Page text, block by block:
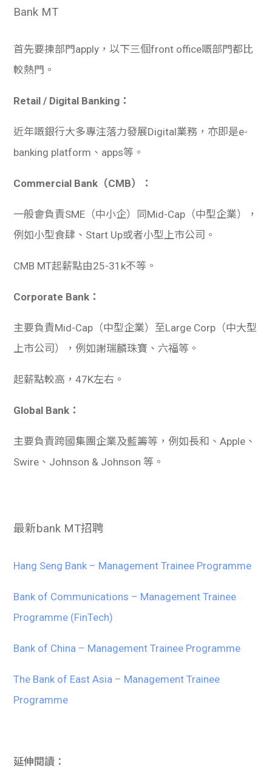
Bank MT
首先要揀部門apply，以下三個front office嘅部門都比
較熱門。
Retail / Digital Banking：
近年嘅銀行大多專注落力發展Digital業務，亦即是e-
banking platform、apps等。
Commercial Bank（CMB）：
一般會負責SME（中小企）同Mid-Cap（中型企業），
例如小型食肆、Start Up或者小型上市公司。
CMB MT起薪點由25-31k不等。
Corporate Bank：
主要負責Mid-Cap（中型企業）至Large Corp（中大型
上市公司），例如謝瑞麟珠寶、六福等。
起薪點較高，47K左右。
Global Bank：
主要負責跨國集團企業及藍籌等，例如長和、Apple、
Swire、Johnson & Johnson 等。
最新bank MT招聘
Hang Seng Bank – Management Trainee Programme
Bank of Communications – Management Trainee
Programme (FinTech)
Bank of China – Management Trainee Programme
The Bank of East Asia – Management Trainee
Programme
延伸閱讀：